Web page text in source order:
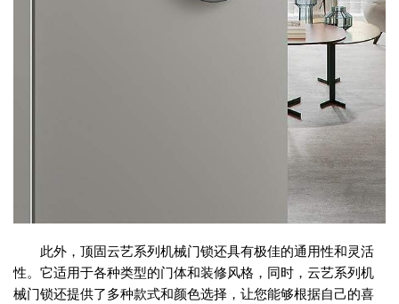
此外，顶固云艺系列机械门锁还具有极佳的通用性和灵活
性。它适用于各种类型的门体和装修风格，同时，云艺系列机
械门锁还提供了多种款式和颜色选择，让您能够根据自己的喜